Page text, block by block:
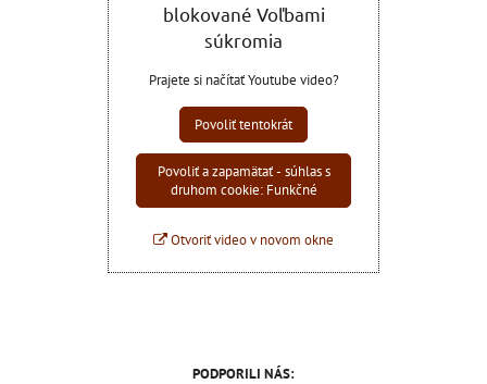
blokované Voľbami
súkromia
Prajete si načítať Youtube video?
Povoliť tentokrát
Povoliť a zapamätať - súhlas s
druhom cookie: Funkčné
Otvoriť video v novom okne
PODPORILI NÁS: